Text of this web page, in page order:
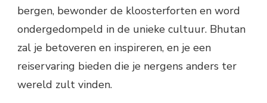
bergen, bewonder de kloosterforten en word
ondergedompeld in de unieke cultuur. Bhutan
zal je betoveren en inspireren, en je een
reiservaring bieden die je nergens anders ter
wereld zult vinden.